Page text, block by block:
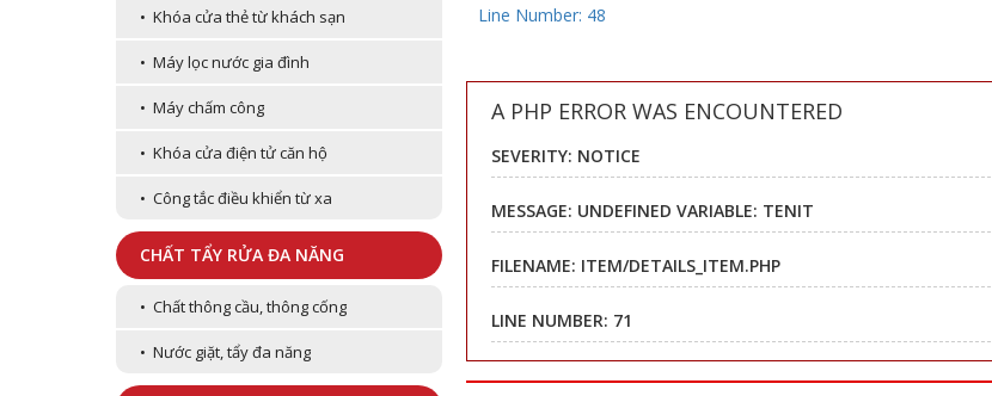
• Khóa cửa thẻ từ khách sạn
• Máy lọc nước gia đình
• Máy chấm công
• Khóa cửa điện tử căn hộ
• Công tắc điều khiển từ xa
CHẤT TẨY RỬA ĐA NĂNG
• Chất thông cầu, thông cống
• Nước giặt, tẩy đa năng
Line Number: 48
A PHP ERROR WAS ENCOUNTERED
SEVERITY: NOTICE
MESSAGE: UNDEFINED VARIABLE: TENIT
FILENAME: ITEM/DETAILS_ITEM.PHP
LINE NUMBER: 71